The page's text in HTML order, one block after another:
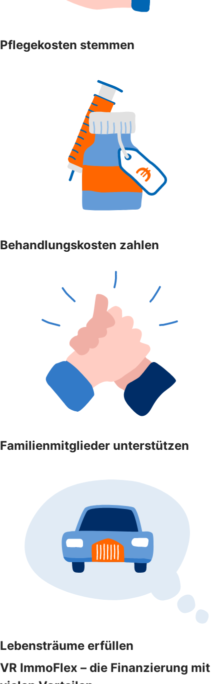
Pflegekosten stemmen
Behandlungskosten zahlen
Familienmitglieder unterstützen
Lebensträume erfüllen
VR ImmoFlex – die Finanzierung mit